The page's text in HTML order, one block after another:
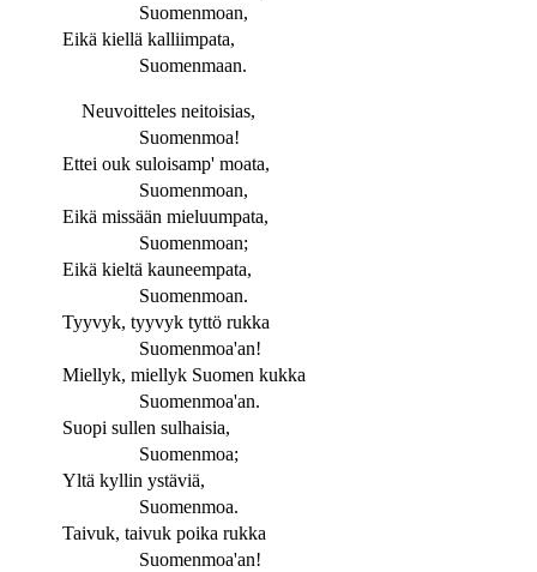
Suomenmoan,
Eikä kiellä kalliimpata,
Suomenmaan.
Neuvoitteles neitoisias,
Suomenmoa!
Ettei ouk suloisamp' moata,
Suomenmoan,
Eikä missään mieluumpata,
Suomenmoan;
Eikä kieltä kauneempata,
Suomenmoan.
Tyyvyk, tyyvyk tyttö rukka
Suomenmoa'an!
Miellyk, miellyk Suomen kukka
Suomenmoa'an.
Suopi sullen sulhaisia,
Suomenmoa;
Yltä kyllin ystäviä,
Suomenmoa.
Taivuk, taivuk poika rukka
Suomenmoa'an!